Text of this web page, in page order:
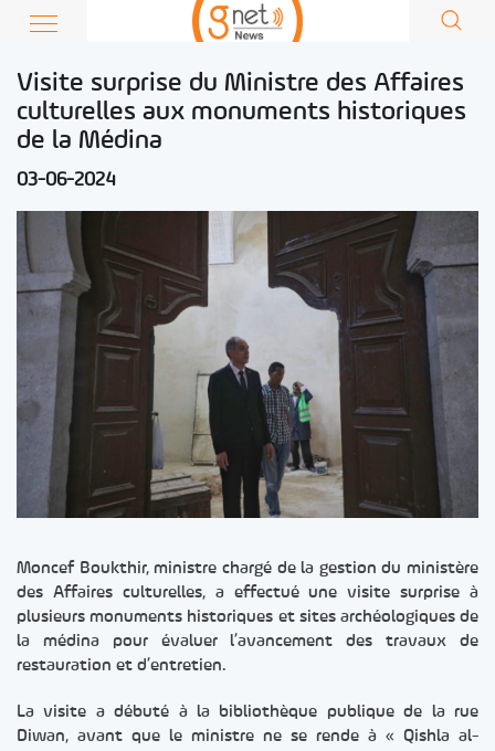
Visite surprise du Ministre des Affaires
culturelles aux monuments historiques
de la Médina
03-06-2024
Moncef Boukthir, ministre chargé de la gestion du ministère
des Affaires culturelles, a effectué une visite surprise à
plusieurs monuments historiques et sites archéologiques de
la médina pour évaluer l’avancement des travaux de
restauration et d’entretien.
La visite a débuté à la bibliothèque publique de la rue
Diwan, avant que le ministre ne se rende à « Qishla al-